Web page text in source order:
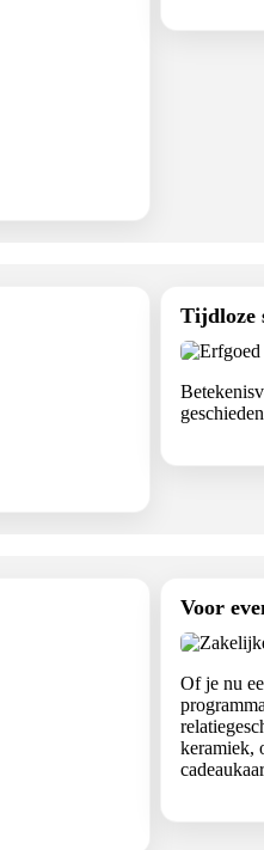
Tijdloze
Voor
Of je nu
keramiek,